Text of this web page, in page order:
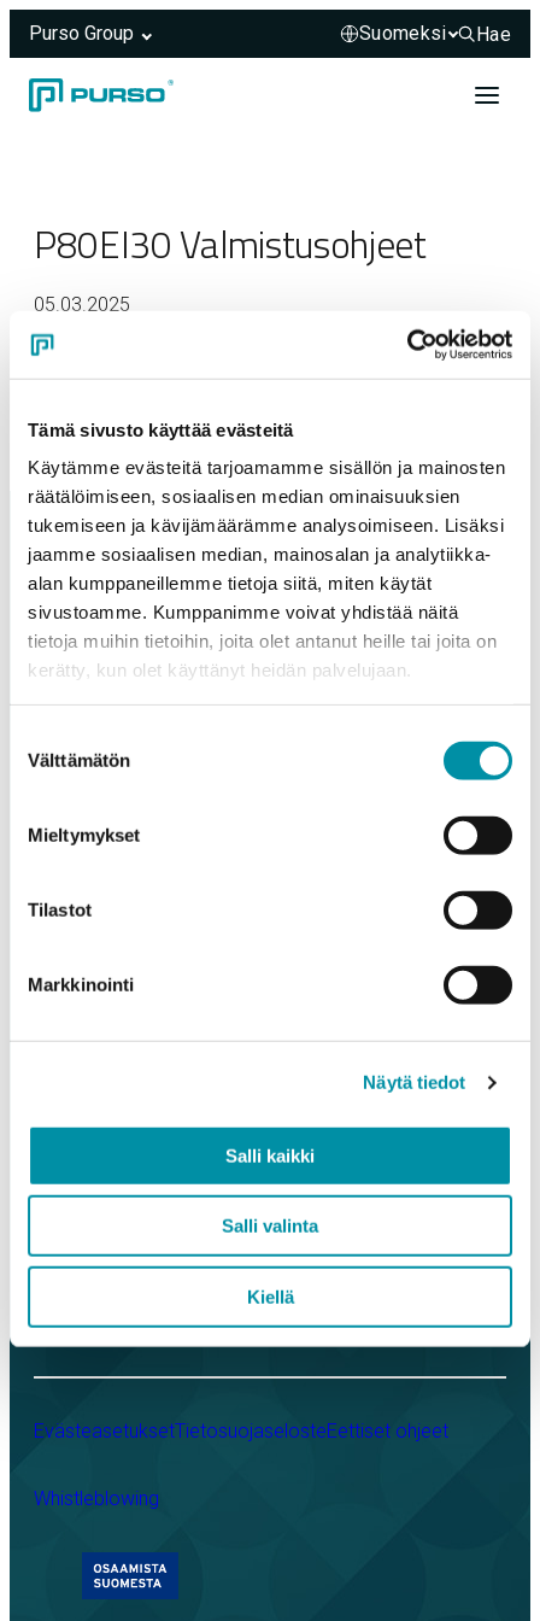
Tämä sivusto käyttää evästeitä
Käytämme evästeitä tarjoamamme sisällön ja mainosten
räätälöimiseen, sosiaalisen median ominaisuuksien
tukemiseen ja kävijämäärämme analysoimiseen. Lisäksi
jaamme sosiaalisen median, mainosalan ja analytiikka-
alan kumppaneillemme tietoja siitä, miten käytät
sivustoamme. Kumppanimme voivat yhdistää näitä
tietoja muihin tietoihin, joita olet antanut heille tai joita on
kerätty, kun olet käyttänyt heidän palvelujaan.
valinta
Välttämätön
Mieltymykset
Tilastot
Markkinointi
Näytä tiedot
Salli kaikki
Salli valinta
Kiellä
Purso Group
Hae
Hae
P80EI30 Valmistusohjeet
05.03.2025
Purso on suomalainen perheyritys, joka suunnittelee ja
(03) 3404 111
Etusivu
Alumiiniset rakennusjärjestelmät
Purso yrityksenä
LinkedIn
Instagram
Facebook
YouTube
EvästeasetuksetTietosuojaselosteEettiset ohjeet
Whistleblowing